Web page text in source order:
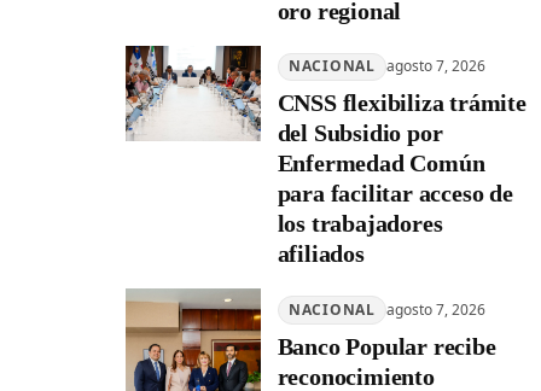
oro regional
NACIONAL agosto 7, 2026
CNSS flexibiliza trámite
del Subsidio por
Enfermedad Común
para facilitar acceso de
los trabajadores
afiliados
NACIONAL agosto 7, 2026
Banco Popular recibe
reconocimiento